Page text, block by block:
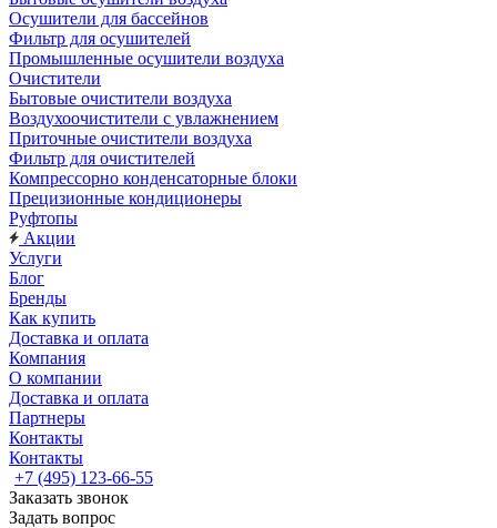
Осушители для бассейнов
Фильтр для осушителей
Промышленные осушители воздуха
Очистители
Бытовые очистители воздуха
Воздухоочистители с увлажнением
Приточные очистители воздуха
Фильтр для очистителей
Компрессорно конденсаторные блоки
Прецизионные кондиционеры
Руфтопы
Акции
Услуги
Блог
Бренды
Как купить
Доставка и оплата
Компания
О компании
Доставка и оплата
Партнеры
Контакты
Контакты
+7 (495) 123-66-55
Заказать звонок
Задать вопрос